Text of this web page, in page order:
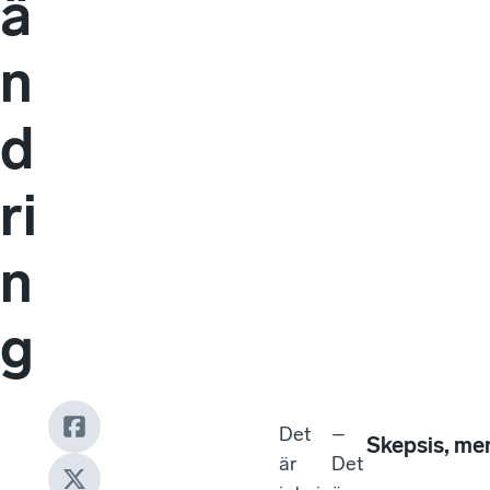
ä
n
d
ri
n
g
Det
är
–
Det
Skepsis,